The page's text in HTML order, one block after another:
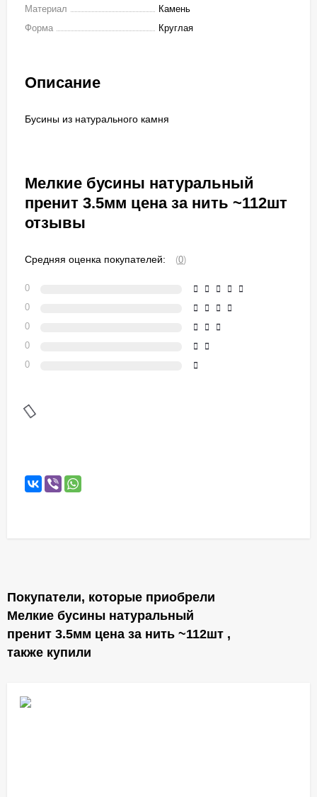
Материал
Камень
Форма
Круглая
Описание
Бусины из натурального камня
Мелкие бусины натуральный
пренит 3.5мм цена за нить ~112шт
отзывы
Средняя оценка покупателей: (0)
0
0
0
0
0
Покупатели, которые приобрели
Мелкие бусины натуральный
пренит 3.5мм цена за нить ~112шт ,
также купили